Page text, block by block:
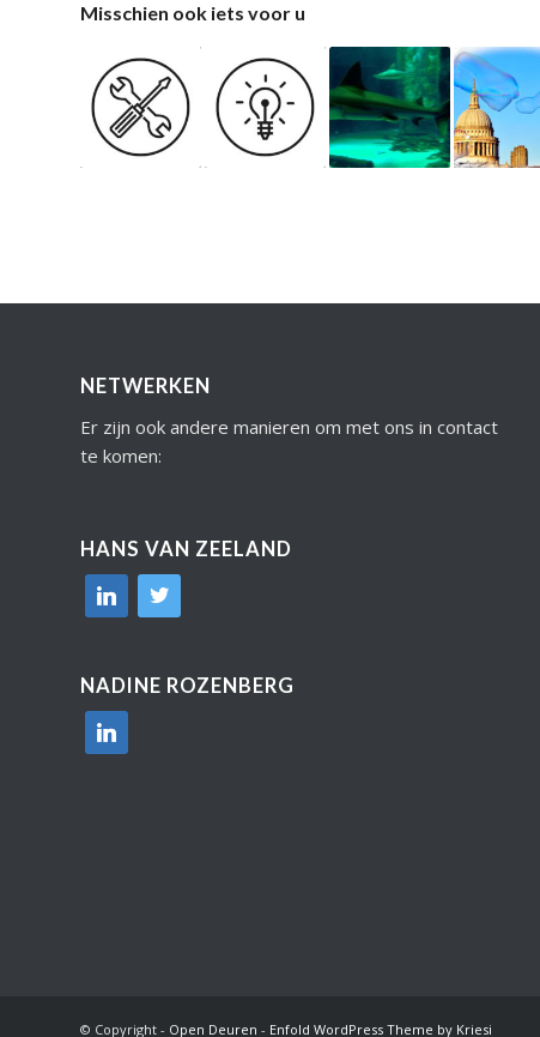
Misschien ook iets voor u
NETWERKEN
Er zijn ook andere manieren om met ons in contact
te komen:
HANS VAN ZEELAND
linkedin
twitter
NADINE ROZENBERG
linkedin
© Copyright - Open Deuren - Enfold WordPress Theme by Kriesi